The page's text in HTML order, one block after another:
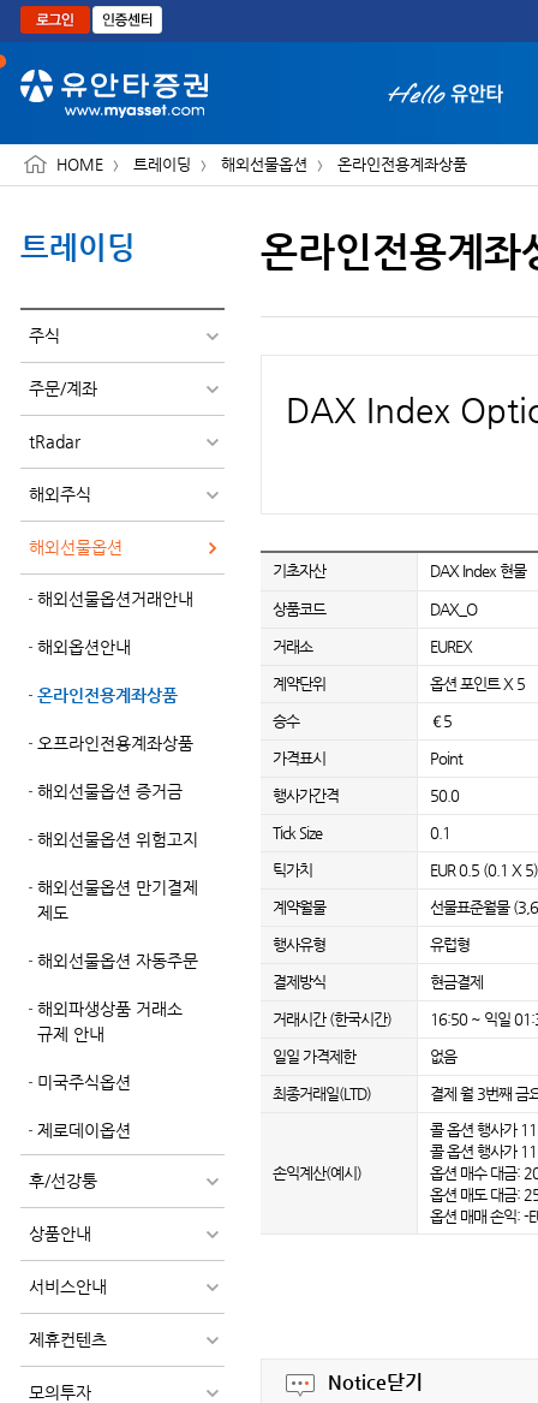
본문으로 바로가기
HOME 트레이딩 해외선물옵션 온라인전용계좌상품
트레이딩
주식
주문/계좌
tRadar
해외주식
해외선물옵션
해외선물옵션거래안내
해외옵션안내
온라인전용계좌상품
오프라인전용계좌상품
해외선물옵션 증거금
해외선물옵션 위험고지
해외선물옵션 만기결제
제도
해외선물옵션 자동주문
해외파생상품 거래소
규제 안내
미국주식옵션
제로데이옵션
후/선강퉁
상품안내
서비스안내
제휴컨텐츠
모의투자
온라인전용계좌
DAX Index
기초자산 DAX Index 현물
상품코드 DAX_O
거래소 EUREX
계약단위 옵션 포인트 X 5
승수 €5
가격표시 Point
행사가간격 50.0
Tick Size 0.1
틱가치 EUR 0.5 (0.1 X 5)
계약월물 선물표준월물
행사유형 유럽형
결제방식 현금결제
거래시간 (한국시간) 16:50 ~ 익일
일일 가격제한 없음
최종거래일(LTD) 결제 월 3번째 금
손익계산(예시)
콜 옵션 행사가
콜 옵션 행사가
옵션 매수 대금:
옵션 매도 대금:
옵션 매매 손익: -
Notice닫기